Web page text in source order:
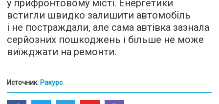
у прифронтовому місті. Енергетики
встигли швидко залишити автомобіль
і не постраждали, але сама автівка зазнала
серйозних пошкоджень і більше не може
виїжджати на ремонти.
Источник: Ракурс